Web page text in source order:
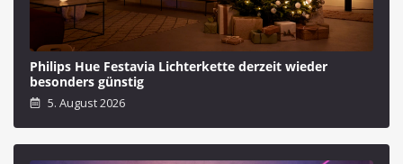
Philips Hue Festavia Lichterkette derzeit wieder
besonders günstig
5. August 2026